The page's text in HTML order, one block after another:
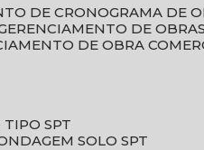
DE CRONOGRAMA DE
GERENCIAMENTO DE OBRAS
DE OBRA
TIPO SPT
SOLO SPT